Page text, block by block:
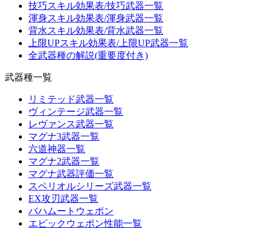
技巧スキル効果表/技巧武器一覧
渾身スキル効果表/渾身武器一覧
背水スキル効果表/背水武器一覧
上限UPスキル効果表/上限UP武器一覧
全武器種の解説(重要度付き)
武器種一覧
リミテッド武器一覧
ヴィンテージ武器一覧
レヴァンス武器一覧
マグナ3武器一覧
六道神器一覧
マグナ2武器一覧
マグナ武器評価一覧
スペリオルシリーズ武器一覧
EX攻刃武器一覧
バハムートウェポン
エピックウェポン性能一覧